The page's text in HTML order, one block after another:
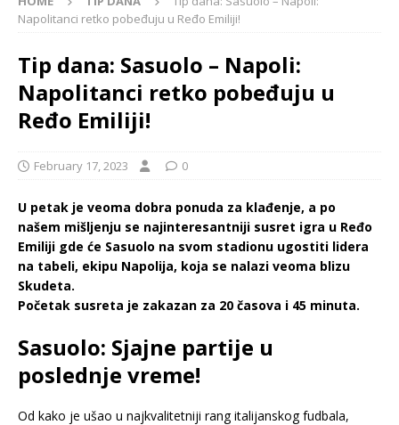
Napolitanci retko pobeđuju u Ređo Emiliji!
Tip dana: Sasuolo – Napoli:
Napolitanci retko pobeđuju u
Ređo Emiliji!
February 17, 2023 0
U petak je veoma dobra ponuda za klađenje, a po
našem mišljenju se najinteresantniji susret igra u Ređo
Emiliji gde će Sasuolo na svom stadionu ugostiti lidera
na tabeli, ekipu Napolija, koja se nalazi veoma blizu
Skudeta.
Početak susreta je zakazan za 20 časova i 45 minuta.
Sasuolo: Sjajne partije u
poslednje vreme!
Od kako je ušao u najkvalitetniji rang italijanskog fudbala,